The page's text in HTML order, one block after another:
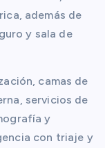
además de
y sala de
camas de
servicios de
y
con triaje y